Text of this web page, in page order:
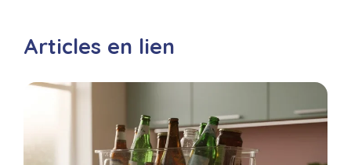
Articles en lien